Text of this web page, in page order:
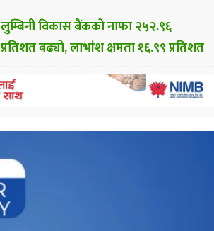
लुम्बिनी विकास बैंकको नाफा २५२.९६
प्रतिशत बढ्यो, लाभांश क्षमता १६.९९ प्रतिशत